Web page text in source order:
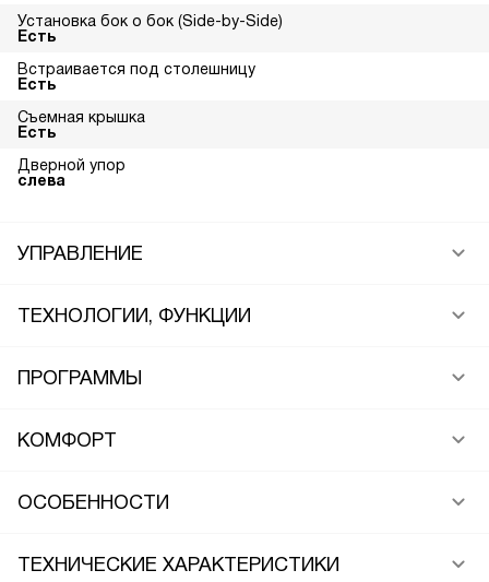
Установка бок о бок (Side-by-Side)
Есть
Встраивается под столешницу
Есть
Съемная крышка
Есть
Дверной упор
слева
УПРАВЛЕНИЕ
ТЕХНОЛОГИИ, ФУНКЦИИ
ПРОГРАММЫ
КОМФОРТ
ОСОБЕННОСТИ
ТЕХНИЧЕСКИЕ ХАРАКТЕРИСТИКИ